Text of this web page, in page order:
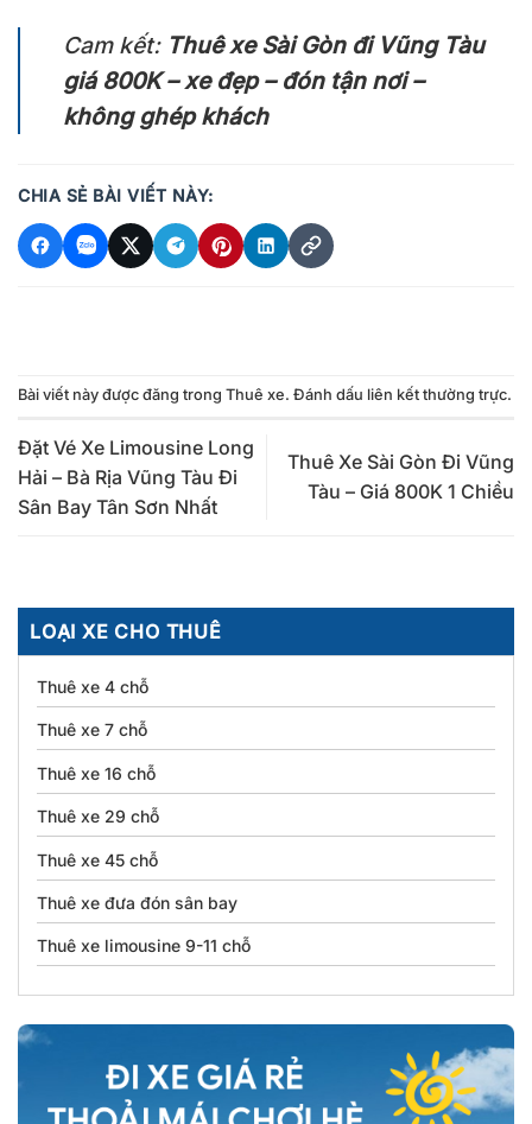
Cam kết: Thuê xe Sài Gòn đi Vũng Tàu
giá 800K – xe đẹp – đón tận nơi –
không ghép khách
CHIA SẺ BÀI VIẾT NÀY:
Bài viết này được đăng trong Thuê xe. Đánh dấu liên kết thường trực.
Đặt Vé Xe Limousine Long
Hải – Bà Rịa Vũng Tàu Đi
Sân Bay Tân Sơn Nhất
Thuê Xe Sài Gòn Đi Vũng
Tàu – Giá 800K 1 Chiều
LOẠI XE CHO THUÊ
Thuê xe 4 chỗ
Thuê xe 7 chỗ
Thuê xe 16 chỗ
Thuê xe 29 chỗ
Thuê xe 45 chỗ
Thuê xe đưa đón sân bay
Thuê xe limousine 9-11 chỗ